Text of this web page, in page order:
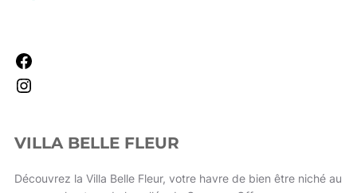
VILLA BELLE FLEUR
Découvrez la Villa Belle Fleur, votre havre de bien être niché au